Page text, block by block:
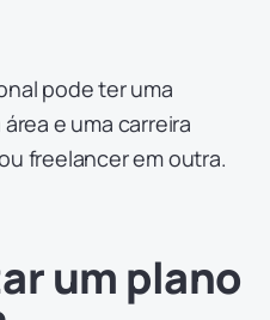
pode ter uma
e uma carreira
freelancer em outra.
um plano